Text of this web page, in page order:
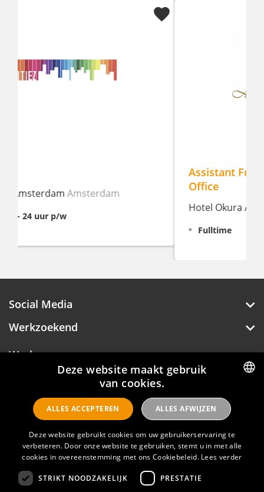
Assistant Front Office Manager - Front
Office
Amsterdam
Social Media
Werkzoekend
Werkgever
Over Hotelprofessionals
Hotelprofessionals
FAQ
DUTCH
ENGLISH
Deze website maakt gebruik
van cookies.
Deze website gebruikt cookies om uw gebruikerservaring te
verbeteren. Door onze website te gebruiken, stemt u in met alle
cookies in overeenstemming met ons Cookiebeleid. Lees verder
STRIKT NOODZAKELIJK PRESTATIE
ALLES ACCEPTEREN ALLES AFWIJZEN